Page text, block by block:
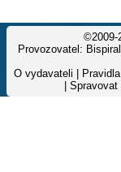
©2009-
Provozovatel:
O vydavateli